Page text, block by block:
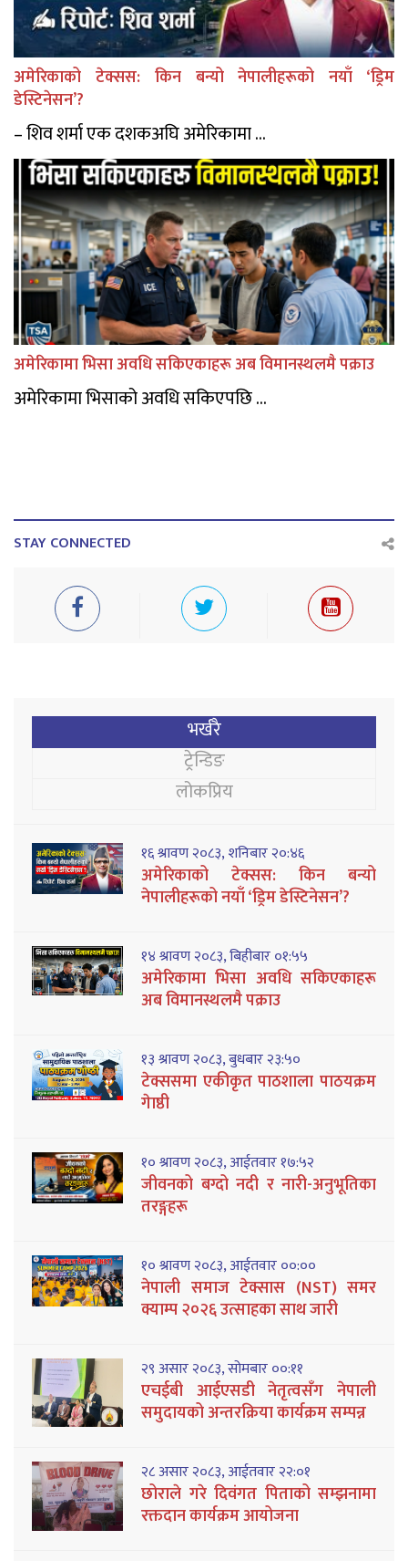
अमेरिकाको टेक्सस: किन बन्यो नेपालीहरूको नयाँ ‘ड्रिम
डेस्टिनेसन’?
– शिव शर्मा एक दशकअघि अमेरिकामा ...
अमेरिकामा भिसा अवधि सकिएकाहरू अब विमानस्थलमै पक्राउ
अमेरिकामा भिसाको अवधि सकिएपछि ...
STAY CONNECTED
भर्खरै
ट्रेन्डिङ
लोकप्रिय
१६ श्रावण २०८३, शनिबार २०:४६
अमेरिकाको टेक्सस: किन बन्यो
नेपालीहरूको नयाँ ‘ड्रिम डेस्टिनेसन’?
१४ श्रावण २०८३, बिहीबार ०१:५५
अमेरिकामा भिसा अवधि सकिएकाहरू
अब विमानस्थलमै पक्राउ
१३ श्रावण २०८३, बुधबार २३:५०
टेक्ससमा एकीकृत पाठशाला पाठयक्रम
गेाष्ठी
१० श्रावण २०८३, आईतवार १७:५२
जीवनको बग्दो नदी र नारी-अनुभूतिका
तरङ्गहरू
१० श्रावण २०८३, आईतवार ००:००
नेपाली समाज टेक्सास (NST) समर
क्याम्प २०२६ उत्साहका साथ जारी
२९ असार २०८३, सोमबार ००:११
एचईबी आईएसडी नेतृत्वसँग नेपाली
समुदायको अन्तरक्रिया कार्यक्रम सम्पन्न
२८ असार २०८३, आईतवार २२:०१
छोराले गरे दिवंगत पिताको सम्झनामा
रक्तदान कार्यक्रम आयोजना